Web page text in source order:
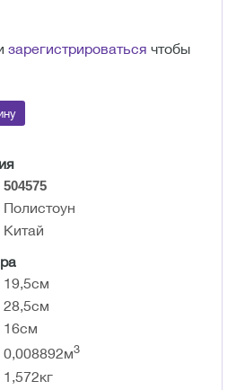
зарегистрироваться чтобы
504575
Полистоун
Китай
19,5см
28,5см
16см
0,008892м3
1,572кг